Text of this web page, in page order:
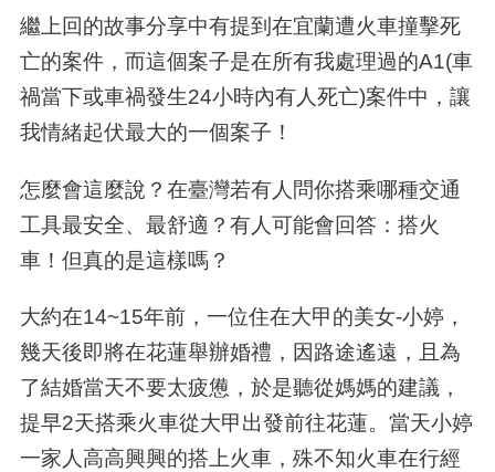
繼上回的故事分享中有提到在宜蘭遭火車撞擊死
亡的案件，而這個案子是在所有我處理過的A1(車
禍當下或車禍發生24小時內有人死亡)案件中，讓
我情緒起伏最大的一個案子！
怎麼會這麼說？在臺灣若有人問你搭乘哪種交通
工具最安全、最舒適？有人可能會回答：搭火
車！但真的是這樣嗎？
大約在14~15年前，一位住在大甲的美女-小婷，
幾天後即將在花蓮舉辦婚禮，因路途遙遠，且為
了結婚當天不要太疲憊，於是聽從媽媽的建議，
提早2天搭乘火車從大甲出發前往花蓮。當天小婷
一家人高高興興的搭上火車，殊不知火車在行經